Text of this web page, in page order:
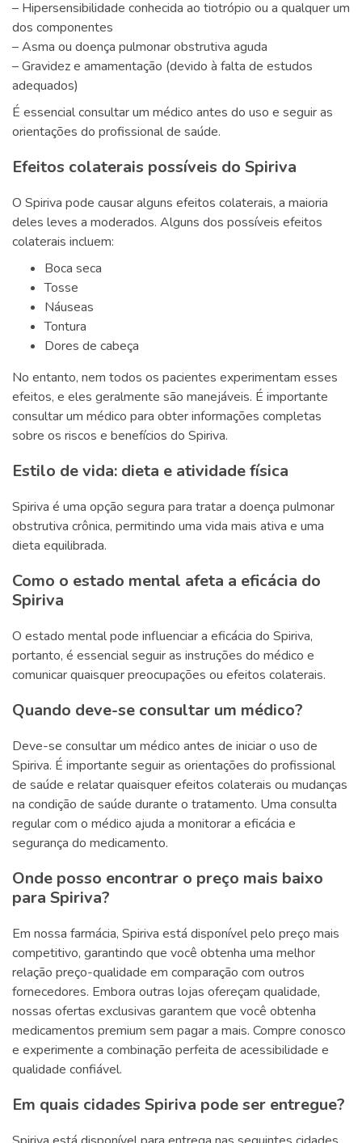
– Hipersensibilidade conhecida ao tiotrópio ou a qualquer um
dos componentes
– Asma ou doença pulmonar obstrutiva aguda
– Gravidez e amamentação (devido à falta de estudos
adequados)
É essencial consultar um médico antes do uso e seguir as
orientações do profissional de saúde.
Efeitos colaterais possíveis do Spiriva
O Spiriva pode causar alguns efeitos colaterais, a maioria
deles leves a moderados. Alguns dos possíveis efeitos
colaterais incluem:
Boca seca
Tosse
Náuseas
Tontura
Dores de cabeça
No entanto, nem todos os pacientes experimentam esses
efeitos, e eles geralmente são manejáveis. É importante
consultar um médico para obter informações completas
sobre os riscos e benefícios do Spiriva.
Estilo de vida: dieta e atividade física
Spiriva é uma opção segura para tratar a doença pulmonar
obstrutiva crônica, permitindo uma vida mais ativa e uma
dieta equilibrada.
Como o estado mental afeta a eficácia do
Spiriva
O estado mental pode influenciar a eficácia do Spiriva,
portanto, é essencial seguir as instruções do médico e
comunicar quaisquer preocupações ou efeitos colaterais.
Quando deve-se consultar um médico?
Deve-se consultar um médico antes de iniciar o uso de
Spiriva. É importante seguir as orientações do profissional
de saúde e relatar quaisquer efeitos colaterais ou mudanças
na condição de saúde durante o tratamento. Uma consulta
regular com o médico ajuda a monitorar a eficácia e
segurança do medicamento.
Onde posso encontrar o preço mais baixo
para Spiriva?
Em nossa farmácia, Spiriva está disponível pelo preço mais
competitivo, garantindo que você obtenha uma melhor
relação preço-qualidade em comparação com outros
fornecedores. Embora outras lojas ofereçam qualidade,
nossas ofertas exclusivas garantem que você obtenha
medicamentos premium sem pagar a mais. Compre conosco
e experimente a combinação perfeita de acessibilidade e
qualidade confiável.
Em quais cidades Spiriva pode ser entregue?